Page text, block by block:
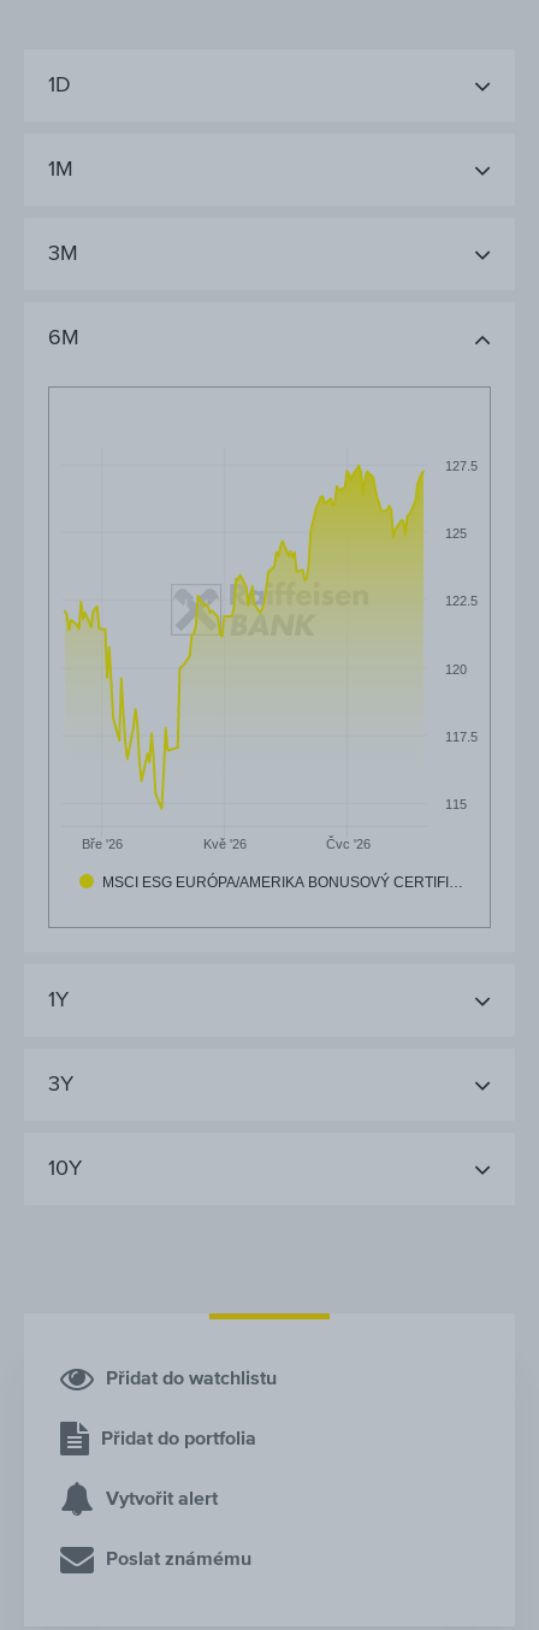
1D
1M
3M
6M
MSCI ESG EURÓPA/AMERIKA BONUSOVÝ CERTIFI…
Bře '26 Kvě '26 Čvc '26
115
117.5
120
122.5
125
127.5
1Y
3Y
10Y
Přidat do watchlistu
Přidat do portfolia
Vytvořit alert
Poslat známému